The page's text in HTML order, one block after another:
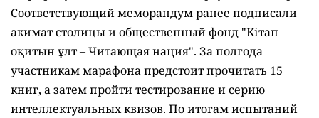
Соответствующий меморандум ранее подписали
акимат столицы и общественный фонд "Кітап
оқитын ұлт – Читающая нация". За полгода
участникам марафона предстоит прочитать 15
книг, а затем пройти тестирование и серию
интеллектуальных квизов. По итогам испытаний